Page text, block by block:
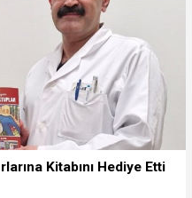
Kitabını Hediye Etti